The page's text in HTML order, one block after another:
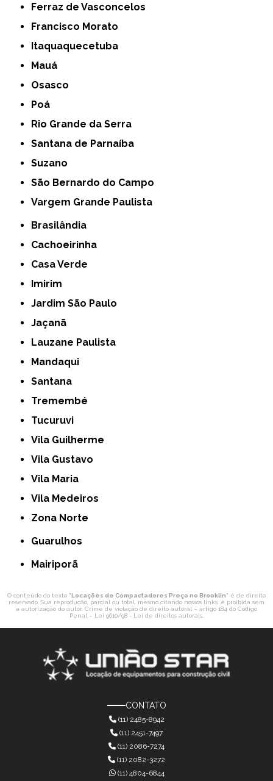
Ferraz de Vasconcelos
Francisco Morato
Itaquaquecetuba
Mauá
Osasco
Poá
Rio Grande da Serra
Santana de Parnaíba
Suzano
São Bernardo do Campo
Vargem Grande Paulista
Brasilândia
Cachoeirinha
Casa Verde
Imirim
Jardim São Paulo
Jaçanã
Lauzane Paulista
Mandaqui
Santana
Tremembé
Tucuruvi
Vila Guilherme
Vila Gustavo
Vila Maria
Vila Medeiros
Zona Norte
Guarulhos
Mairiporã
O conteúdo do texto "Locações de Compactadores Preço no Brooklin" é de direito
reservado. Sua reprodução, parcial ou total, mesmo citando nossos links, é proibida sem
a autorização do autor. Crime de violação de direito autoral – artigo 184 do Código
Penal – Lei 9610/98 - Lei de direitos autorais
CONTATO
(11) 2485-8942
(11) 2451-7497
(11) 2086-7274
(11) 4804-6844
(11) 2082-3272